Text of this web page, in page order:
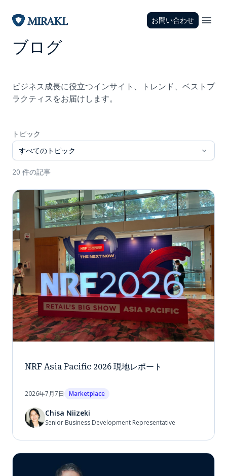
お問い合わせ
ブログ
ビジネス成長に役立つインサイト、トレンド、ベストプ
ラクティスをお届けします。
トピック
すべてのトピック
20 件の記事
NRF Asia Pacific 2026 現地レポート
2026年7月7日 Marketplace
Chisa Niizeki
Senior Business Development Representative